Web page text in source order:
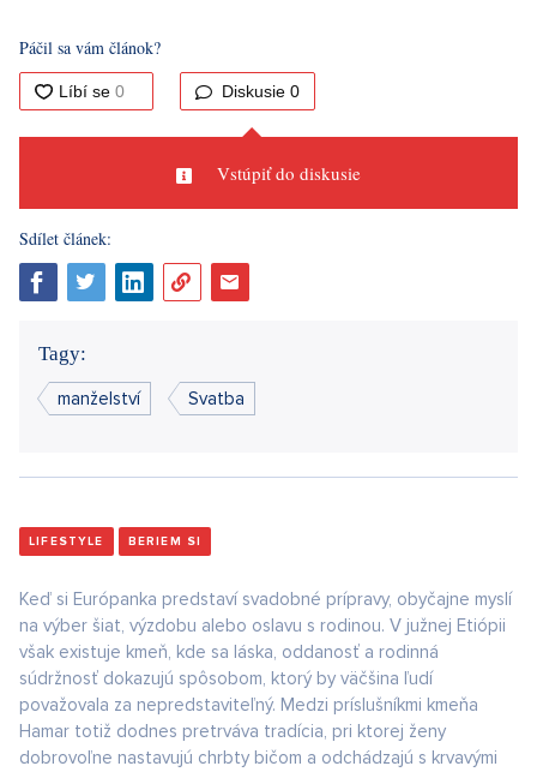
Páčil sa vám článok?
Diskusie 0
Vstúpiť do diskusie
Sdílet článek:
Tagy:
manželství Svatba
LIFESTYLE BERIEM SI
Keď si Európanka predstaví svadobné prípravy, obyčajne myslí
na výber šiat, výzdobu alebo oslavu s rodinou. V južnej Etiópii
však existuje kmeň, kde sa láska, oddanosť a rodinná
súdržnosť dokazujú spôsobom, ktorý by väčšina ľudí
považovala za nepredstaviteľný. Medzi príslušníkmi kmeňa
Hamar totiž dodnes pretrváva tradícia, pri ktorej ženy
dobrovoľne nastavujú chrbty bičom a odchádzajú s krvavými